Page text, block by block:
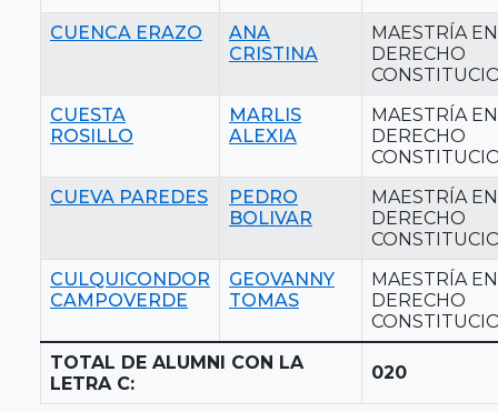
CUENCA ERAZO
ANA
CRISTINA
MAESTRÍA EN
DERECHO
CUESTA
ROSILLO
MARLIS
ALEXIA
MAESTRÍA EN
DERECHO
CUEVA PAREDES
PEDRO
BOLIVAR
MAESTRÍA EN
DERECHO
CULQUICONDOR
CAMPOVERDE
GEOVANNY
TOMAS
MAESTRÍA EN
DERECHO
TOTAL DE ALUMNI CON LA
LETRA C:
020